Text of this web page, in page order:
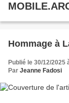
Hommage à
Publié le 30/12/2025
Par Jeanne Fadosi